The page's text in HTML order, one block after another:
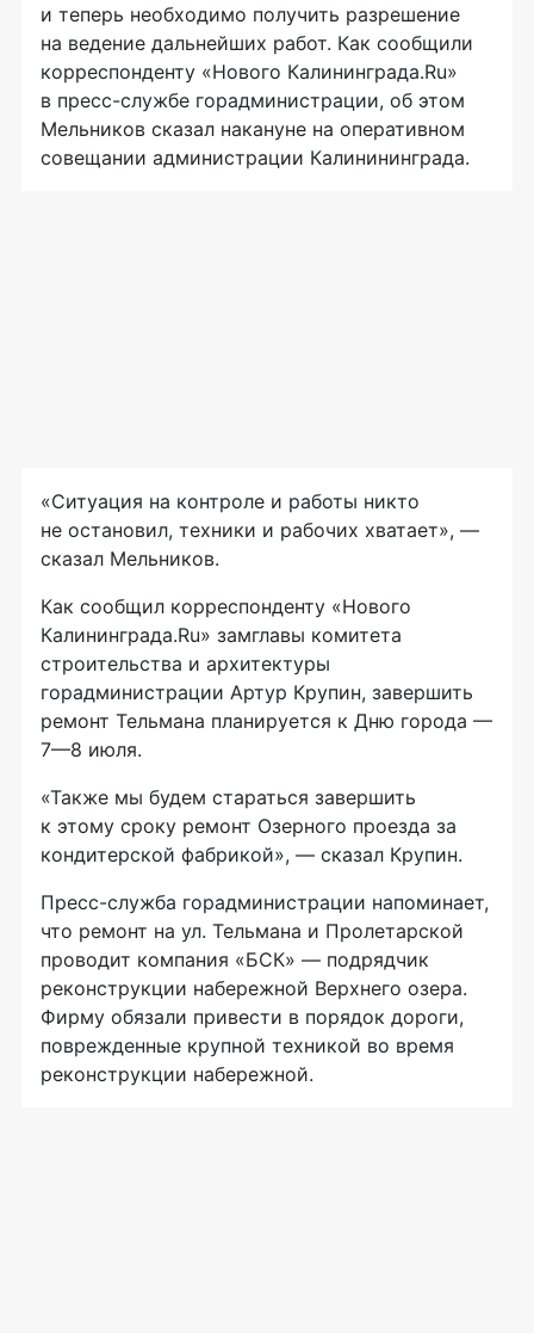
и теперь необходимо получить разрешение
на ведение дальнейших работ. Как сообщили
корреспонденту «Нового Калининграда.Ru»
в пресс-службе горадминистрации, об этом
Мельников сказал накануне на оперативном
совещании администрации Калинининграда.
«Ситуация на контроле и работы никто
не остановил, техники и рабочих хватает», —
сказал Мельников.
Как сообщил корреспонденту «Нового
Калининграда.Ru» замглавы комитета
строительства и архитектуры
горадминистрации Артур Крупин, завершить
ремонт Тельмана планируется к Дню города —
7—8 июля.
«Также мы будем стараться завершить
к этому сроку ремонт Озерного проезда за
кондитерской фабрикой», — сказал Крупин.
Пресс-служба горадминистрации напоминает,
что ремонт на ул. Тельмана и Пролетарской
проводит компания «БСК» — подрядчик
реконструкции набережной Верхнего озера.
Фирму обязали привести в порядок дороги,
поврежденные крупной техникой во время
реконструкции набережной.